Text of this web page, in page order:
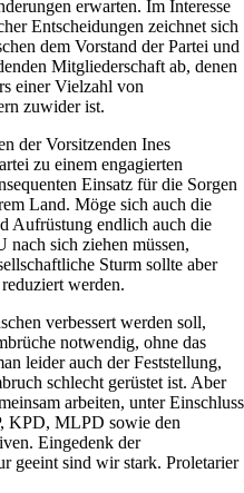
erwarten. Im Interesse
Entscheidungen zeichnet sich
dem Vorstand der Partei und
Mitgliederschaft ab, denen
einer Vielzahl von
zuwider ist.
der Vorsitzenden Ines
zu einem engagierten
Einsatz für die Sorgen
Land. Möge sich auch die
Aufrüstung endlich auch die
sich ziehen müssen,
Sturm sollte aber
werden.
verbessert werden soll,
notwendig, ohne das
leider auch der Feststellung,
schlecht gerüstet ist. Aber
arbeiten, unter Einschluss
KPD, MLPD sowie den
Eingedenk der
geeint sind wir stark. Proletarier